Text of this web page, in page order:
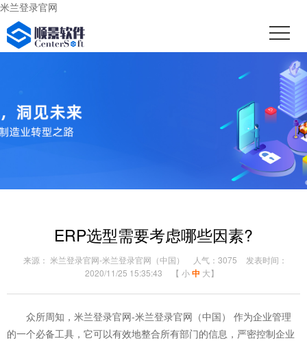
米兰登录官网
ERP选型需要考虑哪些因素?
来源： 米兰登录官网-米兰登录官网（中国） 人气：3075
发表时间：
2020/11/25 15:35:43
【 小中 大】
众所周知，米兰登录官网-米兰登录官网（中国） 作为企业管理
的一个必备工具，它可以有效地整合所有部门的信息，严密控制企业